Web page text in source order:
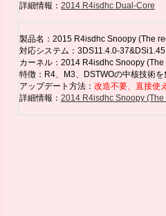
詳細情報： 2014 R4isdhc Dual-Core
製品名：2015 R4isdhc Snoopy (The
対応システム：3DS11.4.0-37&DSi1.45
カーネル：2014 R4isdhc Snoopy (The
特徴：R4、M3、DSTWOの中核技術を
アップデート方法： 改造不要、直接使
詳細情報： 2014 R4isdhc Snoopy (The